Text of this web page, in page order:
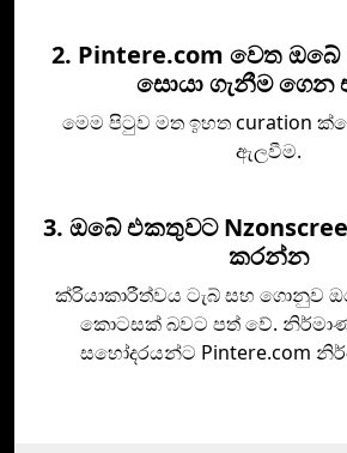
2. Pintere.com වෙත ඔබේ
සොයා ගැනීම
මෙම පිටුව මත ඉහත curation
ඇලවීම.
3. ඔබේ එකතුවට
කරන්න
ක්රියාකාරීත්වය ටැබ් සහ ගොනුව
කොටසක් බවට පත් වේ.
සහෝදරයන්ට Pintere.com